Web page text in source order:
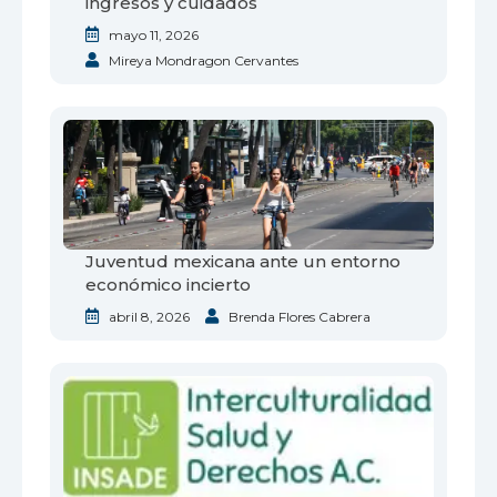
mayo 11, 2026
Mireya Mondragon Cervantes
Juventud mexicana ante un entorno
económico incierto
abril 8, 2026 Brenda Flores Cabrera